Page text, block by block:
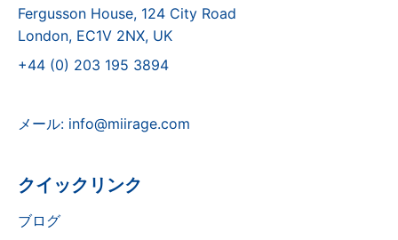
Fergusson House, 124 City Road
London, EC1V 2NX, UK
+44 (0) 203 195 3894
メール: info@miirage.com
クイックリンク
ブログ